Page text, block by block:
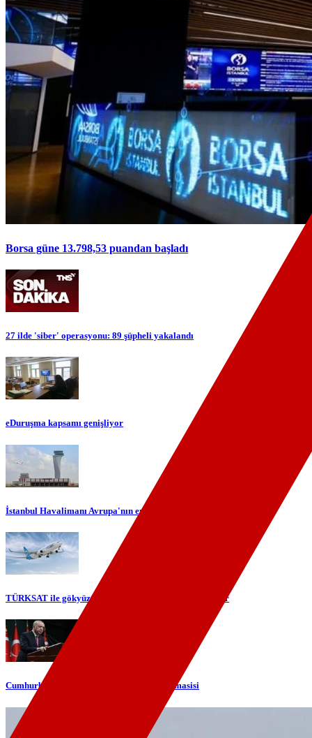
Borsa güne 13.798,53 puandan başladı
27 ilde 'siber' operasyonu: 89 şüpheli yakalandı
eDuruşma kapsamı genişliyor
İstanbul Havalimanı Avrupa'nın en yoğun havalimanı oldu
TÜRKSAT ile gökyüzünde yerli internet dönemi başlıyor
Cumhurbaşkanı Erdoğan'dan telefon diplomasisi